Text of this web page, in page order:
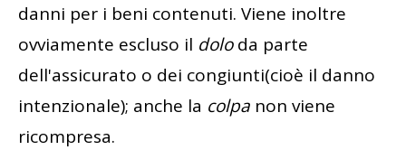
danni per i beni contenuti. Viene inoltre
ovviamente escluso il doloda parte
dell'assicurato o dei congiunti(cioè il danno
intenzionale); anche la colpa non viene
ricompresa.